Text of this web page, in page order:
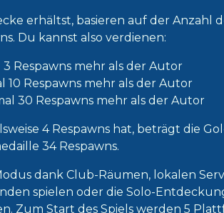
erhältst, basieren auf der Anzahl
Du kannst also verdienen:
Respawns mehr als der Autor
10 Respawns mehr als der Autor
30 Respawns mehr als der Autor
4 Respawns hat, beträgt die
34 Respawns.
dank Club-Räumen, lokalen
spielen oder die Solo-
Zum Start des Spiels werden 5